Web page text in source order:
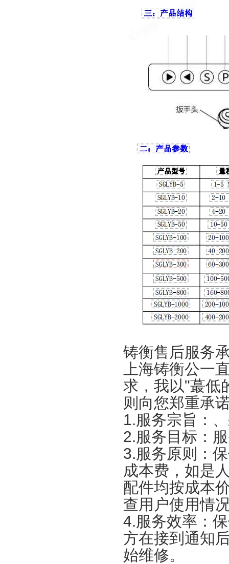
铸衡售后服务
上海铸衡公一
求，我以"蕞低
则向您郑重承
1.服务宗旨：
2.服务目标：
3.服务原则：
成本费，如是
配件均按成本
查用户使用情
4.服务效率：
方在接到通知
始维修。